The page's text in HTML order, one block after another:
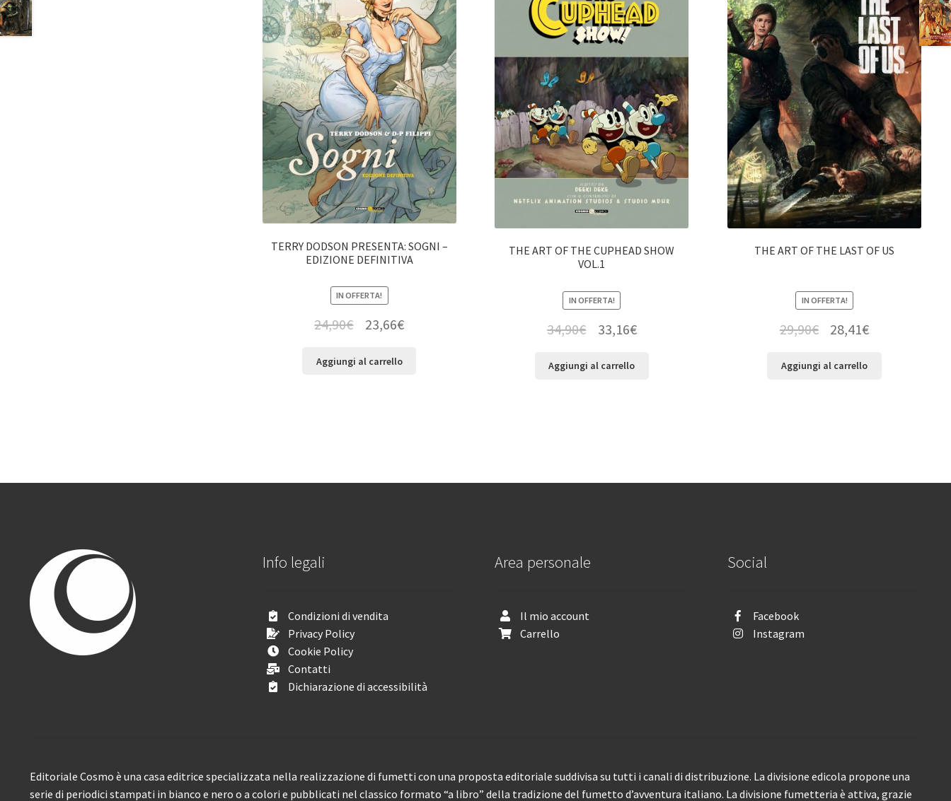
TERRY DODSON PRESENTA: SOGNI –
EDIZIONE DEFINITIVA
IN OFFERTA!
24,90€ 23,66€
Aggiungi al carrello
THE ART OF THE CUPHEAD SHOW
VOL.1
IN OFFERTA!
34,90€ 33,16€
Aggiungi al carrello
THE ART OF THE LAST OF US
IN OFFERTA!
29,90€ 28,41€
Aggiungi al carrello
Info legali
Condizioni di vendita
Privacy Policy
Cookie Policy
Contatti
Dichiarazione di accessibilità
Area personale
Il mio account
Carrello
Social
Facebook
Instagram
Editoriale Cosmo è una casa editrice specializzata nella realizzazione di fumetti con una proposta editoriale suddivisa su tutti i canali di distribuzione. La divisione edicola propone una
serie di periodici stampati in bianco e nero o a colori e pubblicati nel classico formato “a libro” della tradizione del fumetto d’avventura italiano. La divisione fumetteria è attiva, grazie